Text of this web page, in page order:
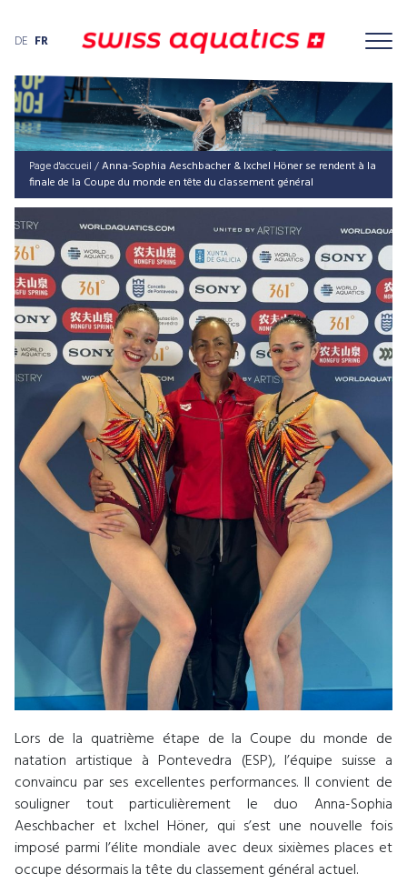
DE FR
Page d'accueil /Anna-Sophia Aeschbacher & Ixchel Höner se rendent à la
finale de la Coupe du monde en tête du classement général
Lors de la quatrième étape de la Coupe du monde de
natation artistique à Pontevedra (ESP), l’équipe suisse a
convaincu par ses excellentes performances. Il convient de
souligner tout particulièrement le duo Anna-Sophia
Aeschbacher et Ixchel Höner, qui s’est une nouvelle fois
imposé parmi l’élite mondiale avec deux sixièmes places et
occupe désormais la tête du classement général actuel.